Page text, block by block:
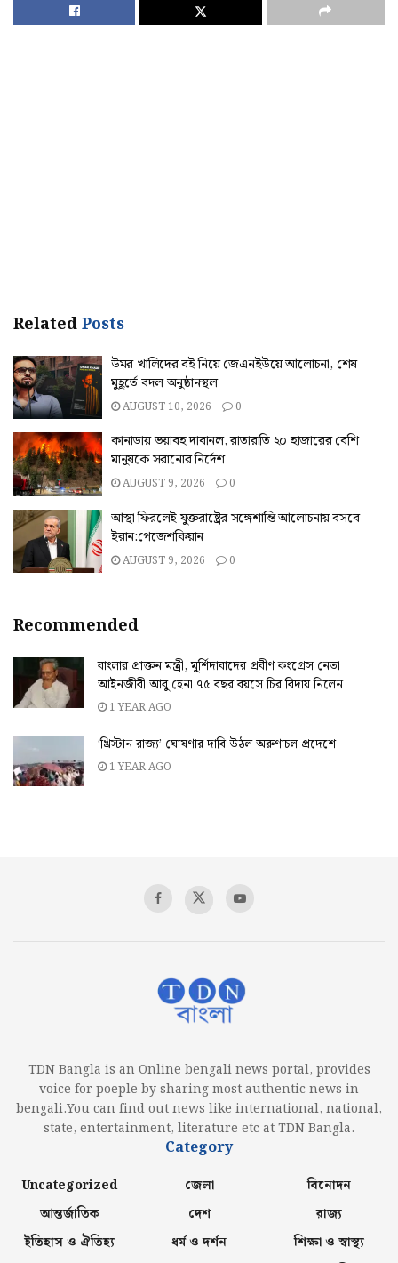
RelatedPosts
উমর খালিদের বই নিয়ে জেএনইউয়ে আলোচনা, শেষ
মুহূর্তে বদল অনুষ্ঠানস্থল
AUGUST 10, 2026 0
কানাডায় ভয়াবহ দাবানল, রাতারাতি ২০ হাজারের বেশি
মানুষকে সরানোর নির্দেশ
AUGUST 9, 2026 0
আস্থা ফিরলেই যুক্তরাষ্ট্রের সঙ্গেশান্তি আলোচনায় বসবে
ইরান:পেজেশকিয়ান
AUGUST 9, 2026 0
Recommended
বাংলার প্রাক্তন মন্ত্রী, মুর্শিদাবাদের প্রবীণ কংগ্রেস নেতা
আইনজীবী আবু হেনা ৭৫ বছর বয়সে চির বিদায় নিলেন
1 YEAR AGO
‘খ্রিস্টান রাজ্য’ ঘোষণার দাবি উঠল অরুণাচল প্রদেশে
1 YEAR AGO
TDN Bangla is an Online bengali news portal, provides
voice for poeple by sharing most authentic news in
bengali.You can find out news like international, national,
state, entertainment, literature etc at TDN Bangla.
Category
Uncategorized
আন্তর্জাতিক
ইতিহাস ও ঐতিহ্য
জেলা
দেশ
ধর্ম ও দর্শন
বিনোদন
রাজ্য
শিক্ষা ও স্বাস্থ্য